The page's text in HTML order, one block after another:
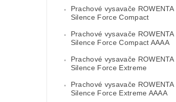
Prachové vysavače ROWENTA
Silence Force Compact
Prachové vysavače ROWENTA
Silence Force Compact AAAA
Prachové vysavače ROWENTA
Silence Force Extreme
Prachové vysavače ROWENTA
Silence Force Extreme AAAA